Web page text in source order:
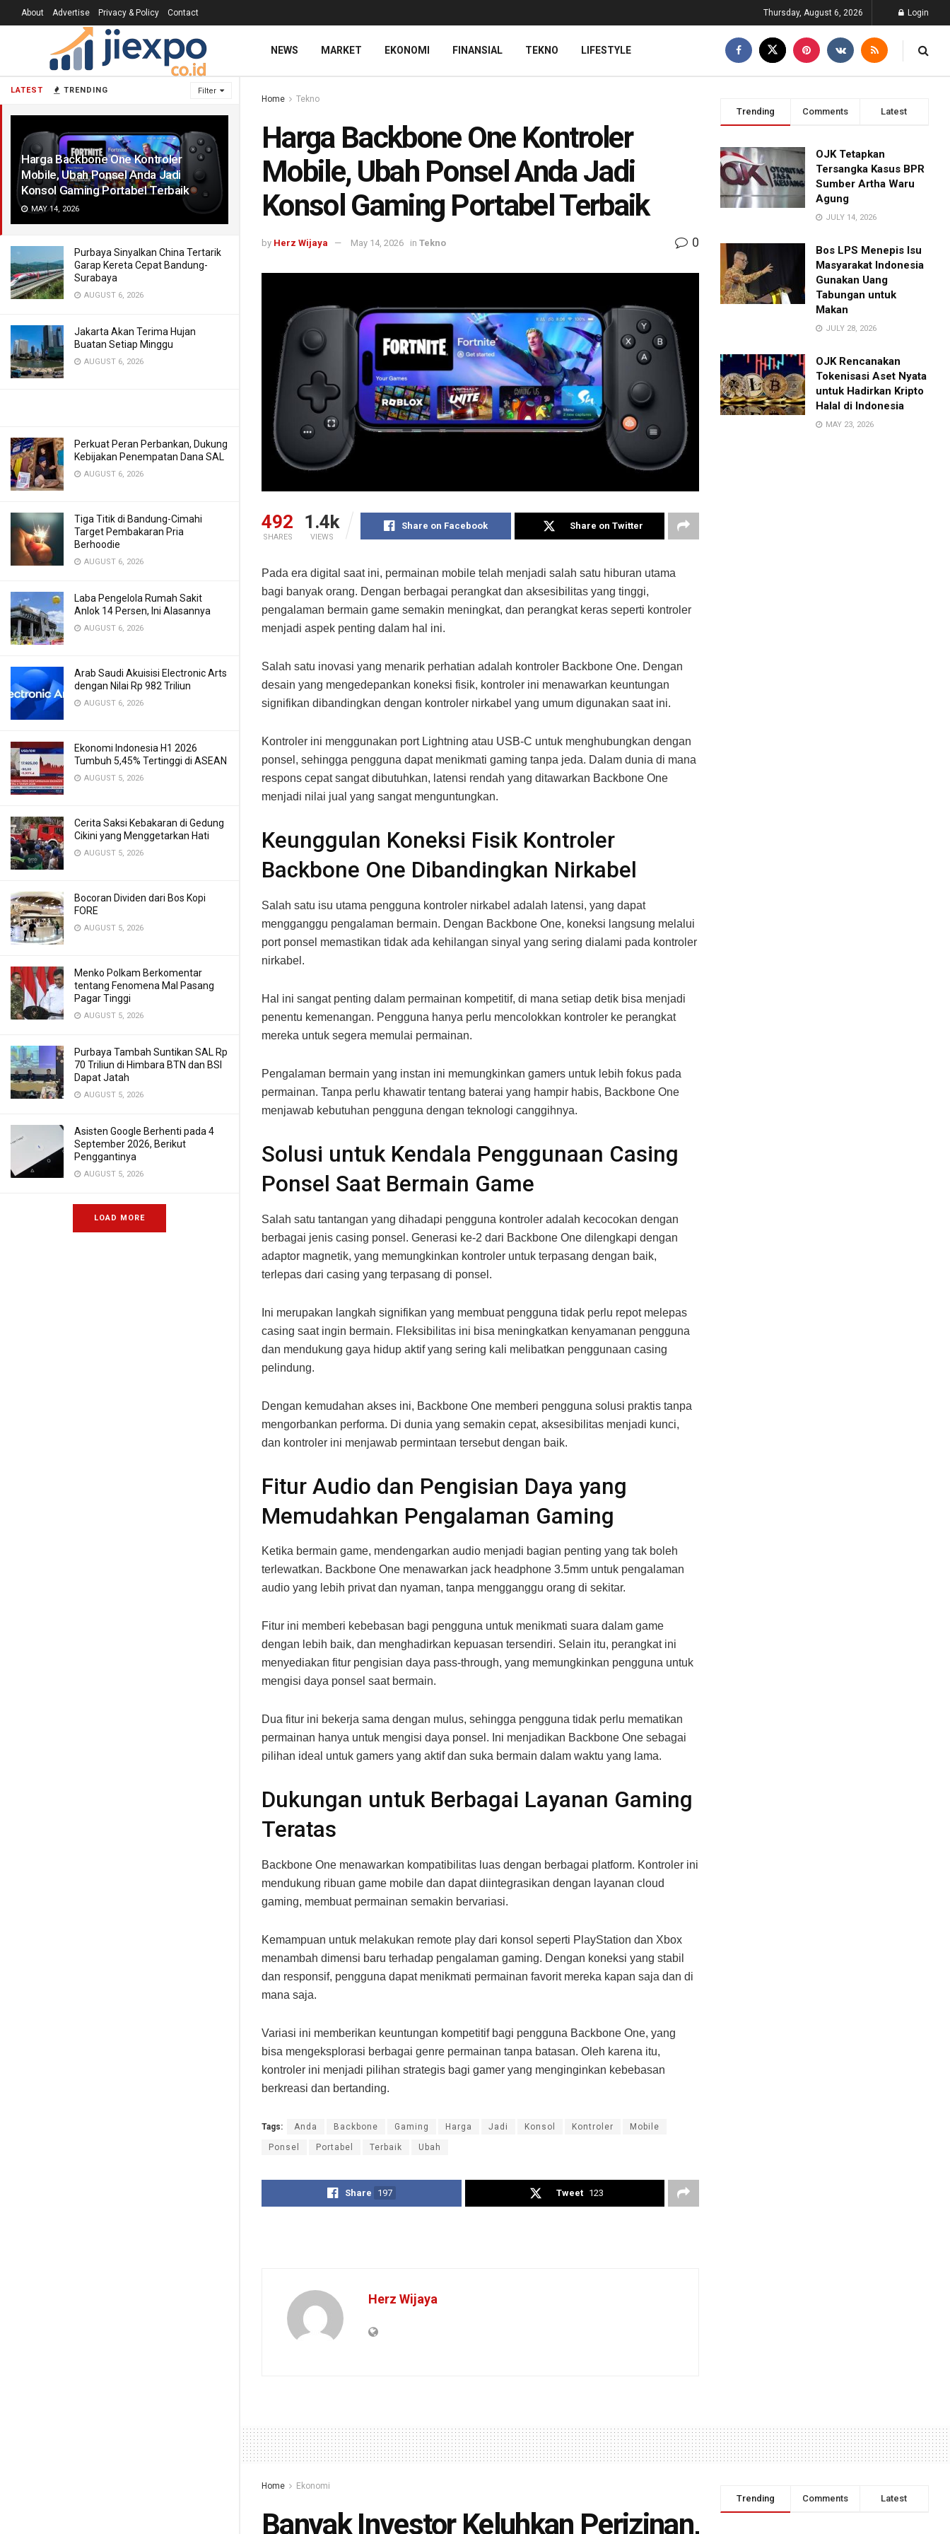
LATEST TRENDING Filter
Harga Backbone One Kontroler
Mobile, Ubah Ponsel Anda Jadi
Konsol Gaming Portabel Terbaik
MAY 14, 2026
Purbaya Sinyalkan China Tertarik
Garap Kereta Cepat Bandung-
Surabaya
AUGUST 6, 2026
Jakarta Akan Terima Hujan
Buatan Setiap Minggu
AUGUST 6, 2026
Perkuat Peran Perbankan, Dukung
Kebijakan Penempatan Dana SAL
AUGUST 6, 2026
Tiga Titik di Bandung-Cimahi
Target Pembakaran Pria
Berhoodie
AUGUST 6, 2026
Laba Pengelola Rumah Sakit
Anlok 14 Persen, Ini Alasannya
AUGUST 6, 2026
Arab Saudi Akuisisi Electronic Arts
dengan Nilai Rp 982 Triliun
AUGUST 6, 2026
Ekonomi Indonesia H1 2026
Tumbuh 5,45% Tertinggi di ASEAN
AUGUST 5, 2026
Cerita Saksi Kebakaran di Gedung
Cikini yang Menggetarkan Hati
AUGUST 5, 2026
Bocoran Dividen dari Bos Kopi
FORE
AUGUST 5, 2026
Menko Polkam Berkomentar
tentang Fenomena Mal Pasang
Pagar Tinggi
AUGUST 5, 2026
Purbaya Tambah Suntikan SAL Rp
70 Triliun di Himbara BTN dan BSI
Dapat Jatah
AUGUST 5, 2026
Asisten Google Berhenti pada 4
September 2026, Berikut
Penggantinya
AUGUST 5, 2026
LOAD MORE
About Advertise Privacy & Policy Contact Thursday, August 6, 2026 Login
NEWS MARKET EKONOMI FINANSIAL TEKNO LIFESTYLE
Home Tekno
Harga Backbone One Kontroler
Mobile, Ubah Ponsel Anda Jadi
Konsol Gaming Portabel Terbaik
by Herz Wijaya May 14, 2026 in Tekno 0
492
SHARES
1.4k
VIEWS
Share on Facebook Share on Twitter
Pada era digital saat ini, permainan mobile telah menjadi salah satu hiburan utama
bagi banyak orang. Dengan berbagai perangkat dan aksesibilitas yang tinggi,
pengalaman bermain game semakin meningkat, dan perangkat keras seperti kontroler
menjadi aspek penting dalam hal ini.
Salah satu inovasi yang menarik perhatian adalah kontroler Backbone One. Dengan
desain yang mengedepankan koneksi fisik, kontroler ini menawarkan keuntungan
signifikan dibandingkan dengan kontroler nirkabel yang umum digunakan saat ini.
Kontroler ini menggunakan port Lightning atau USB-C untuk menghubungkan dengan
ponsel, sehingga pengguna dapat menikmati gaming tanpa jeda. Dalam dunia di mana
respons cepat sangat dibutuhkan, latensi rendah yang ditawarkan Backbone One
menjadi nilai jual yang sangat menguntungkan.
Keunggulan Koneksi Fisik Kontroler
Backbone One Dibandingkan Nirkabel
Salah satu isu utama pengguna kontroler nirkabel adalah latensi, yang dapat
mengganggu pengalaman bermain. Dengan Backbone One, koneksi langsung melalui
port ponsel memastikan tidak ada kehilangan sinyal yang sering dialami pada kontroler
nirkabel.
Hal ini sangat penting dalam permainan kompetitif, di mana setiap detik bisa menjadi
penentu kemenangan. Pengguna hanya perlu mencolokkan kontroler ke perangkat
mereka untuk segera memulai permainan.
Pengalaman bermain yang instan ini memungkinkan gamers untuk lebih fokus pada
permainan. Tanpa perlu khawatir tentang baterai yang hampir habis, Backbone One
menjawab kebutuhan pengguna dengan teknologi canggihnya.
Solusi untuk Kendala Penggunaan Casing
Ponsel Saat Bermain Game
Salah satu tantangan yang dihadapi pengguna kontroler adalah kecocokan dengan
berbagai jenis casing ponsel. Generasi ke-2 dari Backbone One dilengkapi dengan
adaptor magnetik, yang memungkinkan kontroler untuk terpasang dengan baik,
terlepas dari casing yang terpasang di ponsel.
Ini merupakan langkah signifikan yang membuat pengguna tidak perlu repot melepas
casing saat ingin bermain. Fleksibilitas ini bisa meningkatkan kenyamanan pengguna
dan mendukung gaya hidup aktif yang sering kali melibatkan penggunaan casing
pelindung.
Dengan kemudahan akses ini, Backbone One memberi pengguna solusi praktis tanpa
mengorbankan performa. Di dunia yang semakin cepat, aksesibilitas menjadi kunci,
dan kontroler ini menjawab permintaan tersebut dengan baik.
Fitur Audio dan Pengisian Daya yang
Memudahkan Pengalaman Gaming
Ketika bermain game, mendengarkan audio menjadi bagian penting yang tak boleh
terlewatkan. Backbone One menawarkan jack headphone 3.5mm untuk pengalaman
audio yang lebih privat dan nyaman, tanpa mengganggu orang di sekitar.
Fitur ini memberi kebebasan bagi pengguna untuk menikmati suara dalam game
dengan lebih baik, dan menghadirkan kepuasan tersendiri. Selain itu, perangkat ini
menyediakan fitur pengisian daya pass-through, yang memungkinkan pengguna untuk
mengisi daya ponsel saat bermain.
Dua fitur ini bekerja sama dengan mulus, sehingga pengguna tidak perlu mematikan
permainan hanya untuk mengisi daya ponsel. Ini menjadikan Backbone One sebagai
pilihan ideal untuk gamers yang aktif dan suka bermain dalam waktu yang lama.
Dukungan untuk Berbagai Layanan Gaming
Teratas
Backbone One menawarkan kompatibilitas luas dengan berbagai platform. Kontroler ini
mendukung ribuan game mobile dan dapat diintegrasikan dengan layanan cloud
gaming, membuat permainan semakin bervariasi.
Kemampuan untuk melakukan remote play dari konsol seperti PlayStation dan Xbox
menambah dimensi baru terhadap pengalaman gaming. Dengan koneksi yang stabil
dan responsif, pengguna dapat menikmati permainan favorit mereka kapan saja dan di
mana saja.
Variasi ini memberikan keuntungan kompetitif bagi pengguna Backbone One, yang
bisa mengeksplorasi berbagai genre permainan tanpa batasan. Oleh karena itu,
kontroler ini menjadi pilihan strategis bagi gamer yang menginginkan kebebasan
berkreasi dan bertanding.
Tags: Anda Backbone Gaming Harga Jadi Konsol Kontroler Mobile
Ponsel Portabel Terbaik Ubah
Share 197 Tweet 123
Herz Wijaya
Trending Comments Latest
OJK Tetapkan
Tersangka Kasus BPR
Sumber Artha Waru
Agung
JULY 14, 2026
Bos LPS Menepis Isu
Masyarakat Indonesia
Gunakan Uang
Tabungan untuk
Makan
JULY 28, 2026
OJK Rencanakan
Tokenisasi Aset Nyata
untuk Hadirkan Kripto
Halal di Indonesia
MAY 23, 2026
Home Ekonomi
Banyak Investor Keluhkan Perizinan,
Trending Comments Latest